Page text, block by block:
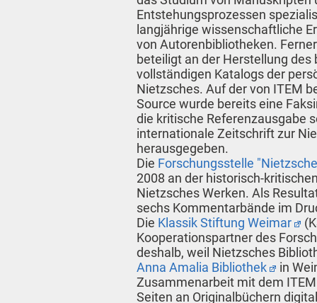
Entstehungsprozessen
langjährige wissenschaftliche
von Autorenbibliotheken.
beteiligt an der Herstellung des
vollständigen Katalogs der
Nietzsches. Auf der von ITEM
Source wurde bereits eine
die kritische Referenzausgabe
internationale Zeitschrift zur
herausgegeben.
Die Forschungsstelle
2008 an der historisch-
Nietzsches Werken. Als
sechs Kommentarbände im
Die Klassik Stiftung Weimar
Kooperationspartner des
deshalb, weil Nietzsches
Anna Amalia Bibliothek
in
Zusammenarbeit mit dem
Seiten an Originalbüchern